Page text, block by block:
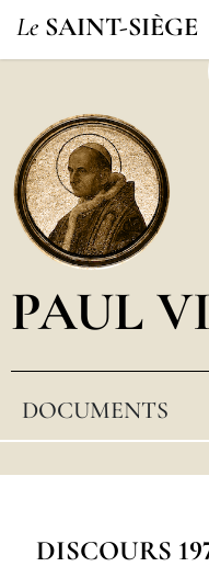
Le SAINT-SIÈGE
PAUL VI
DOCUMENTS
DISCOURS